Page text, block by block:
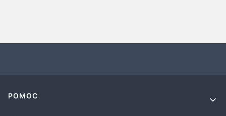
Linki w stopce
POMOC